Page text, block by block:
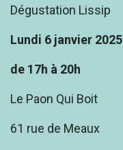
Dégustation Lissip
Lundi 6 janvier 2025
de 17h à 20h
Le Paon Qui Boit
61 rue de Meaux